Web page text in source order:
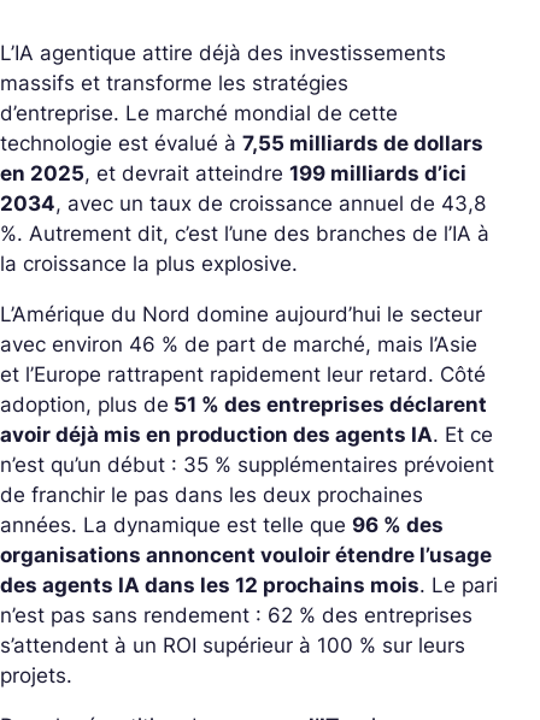
L’IA agentique attire déjà des investissements
massifs et transforme les stratégies
d’entreprise. Le marché mondial de cette
technologie est évalué à 7,55 milliards de dollars
en 2025, et devrait atteindre 199 milliards d’ici
2034, avec un taux de croissance annuel de 43,8
%. Autrement dit, c’est l’une des branches de l’IA à
la croissance la plus explosive.
L’Amérique du Nord domine aujourd’hui le secteur
avec environ 46 % de part de marché, mais l’Asie
et l’Europe rattrapent rapidement leur retard. Côté
adoption, plus de 51 % des entreprises déclarent
avoir déjà mis en production des agents IA. Et ce
n’est qu’un début : 35 % supplémentaires prévoient
de franchir le pas dans les deux prochaines
années. La dynamique est telle que 96 % des
organisations annoncent vouloir étendre l’usage
des agents IA dans les 12 prochains mois. Le pari
n’est pas sans rendement : 62 % des entreprises
s’attendent à un ROI supérieur à 100 % sur leurs
projets.